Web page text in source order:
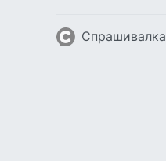
Спрашивалка